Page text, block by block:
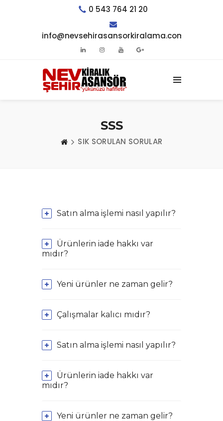
0 543 764 21 20
info@nevsehirasansorkiralama.com
SSS
SIK SORULAN SORULAR
Satın alma işlemi nasıl yapılır?
Ürünlerin iade hakkı var
mıdır?
Yeni ürünler ne zaman gelir?
Çalışmalar kalıcı mıdır?
Satın alma işlemi nasıl yapılır?
Ürünlerin iade hakkı var
mıdır?
Yeni ürünler ne zaman gelir?